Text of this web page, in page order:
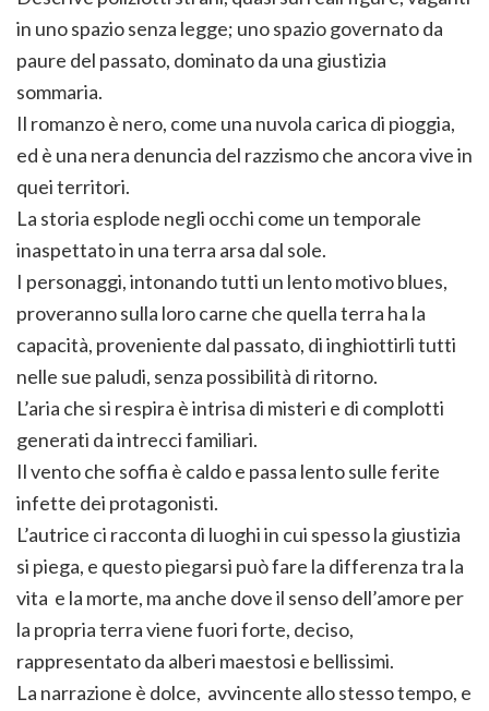
in uno spazio senza legge; uno spazio governato da
paure del passato, dominato da una giustizia
sommaria.
Il romanzo è nero, come una nuvola carica di pioggia,
ed è una nera denuncia del razzismo che ancora vive in
quei territori.
La storia esplode negli occhi come un temporale
inaspettato in una terra arsa dal sole.
I personaggi, intonando tutti un lento motivo blues,
proveranno sulla loro carne che quella terra ha la
capacità, proveniente dal passato, di inghiottirli tutti
nelle sue paludi, senza possibilità di ritorno.
L’aria che si respira è intrisa di misteri e di complotti
generati da intrecci familiari.
Il vento che soffia è caldo e passa lento sulle ferite
infette dei protagonisti.
L’autrice ci racconta di luoghi in cui spesso la giustizia
si piega, e questo piegarsi può fare la differenza tra la
vita e la morte, ma anche dove il senso dell’amore per
la propria terra viene fuori forte, deciso,
rappresentato da alberi maestosi e bellissimi.
La narrazione è dolce, avvincente allo stesso tempo, e